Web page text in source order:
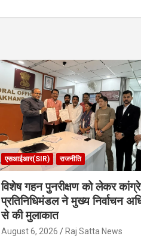
एसआईआर(SIR) राजनीति
विशेष गहन पुनरीक्षण को लेकर
प्रतिनिधिमंडल ने मुख्य निर्वाचन
से की मुलाकात
August 6, 2026 Raj Satta News